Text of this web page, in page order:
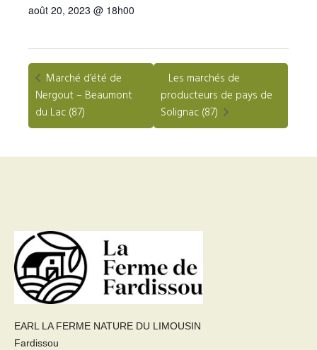
août 20, 2023 @ 18h00
Marché d’été de
Nergout – Beaumont
du Lac (87)
Les marchés de
producteurs de pays de
Solignac (87)
EARL LA FERME NATURE DU LIMOUSIN
Fardissou